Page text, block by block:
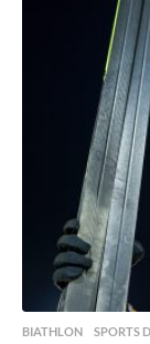
BIATHLON ,SPORTS